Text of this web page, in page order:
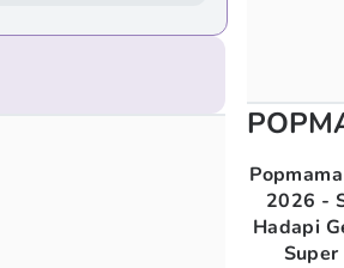
2026 -
Hadapi